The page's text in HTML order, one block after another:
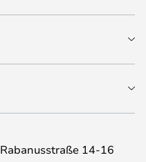
Rabanusstraße 14-16